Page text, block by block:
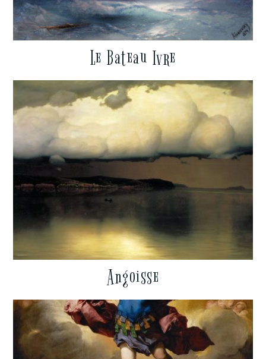
Le Bateau Ivre
Angoisse